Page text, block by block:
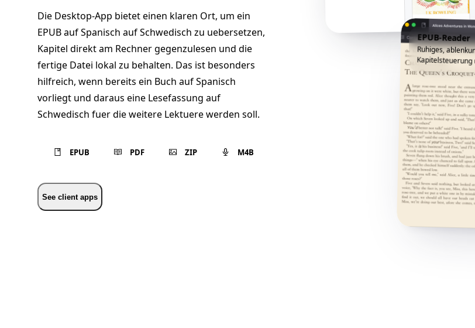
Die Desktop-App bietet einen klaren Ort, um ein
EPUB auf Spanisch auf Schwedisch zu uebersetzen,
Kapitel direkt am Rechner gegenzulesen und die
fertige Datei lokal zu behalten. Das ist besonders
hilfreich, wenn bereits ein Buch auf Spanisch
vorliegt und daraus eine Lesefassung auf
Schwedisch fuer die weitere Lektuere werden soll.
EPUB PDF ZIP M4B
See client apps
EPUB-Reader
Ruhiges,